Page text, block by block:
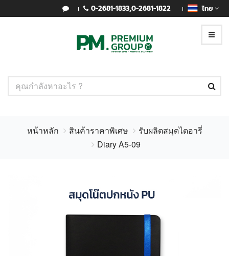
0-2681-1833,0-2681-1822 ไทย
หน้าหลัก สินค้าราคาพิเศษ
รับผลิตสมุดไดอารี่
Diary A5-09